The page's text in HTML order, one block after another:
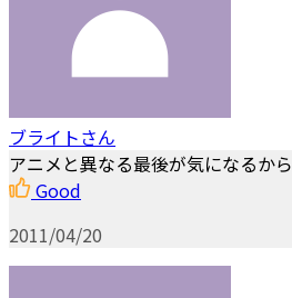
ブライトさん
アニメと異なる最後が気になるから
Good
2011/04/20